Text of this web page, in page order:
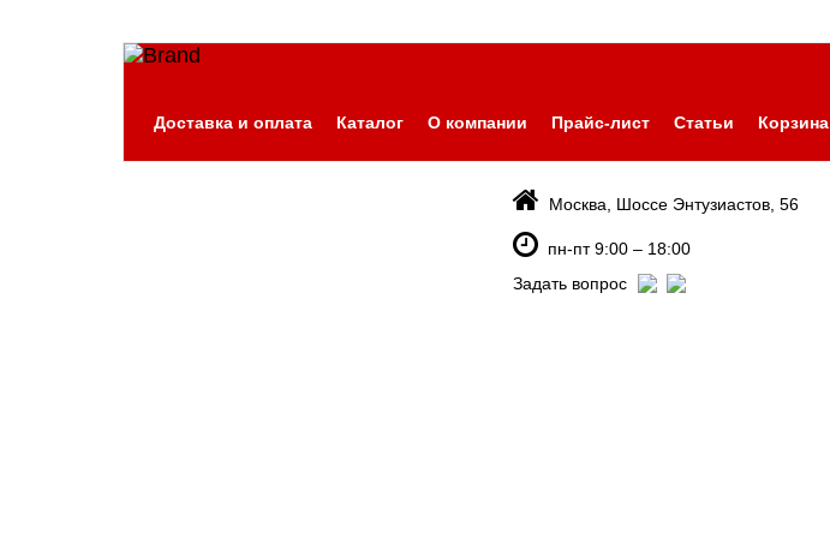
Доставка и оплата Каталог О компании Прайс-лист Статьи Корзина
Москва, Шоссе Энтузиастов, 56
пн-пт 9:00 – 18:00
Задать вопрос